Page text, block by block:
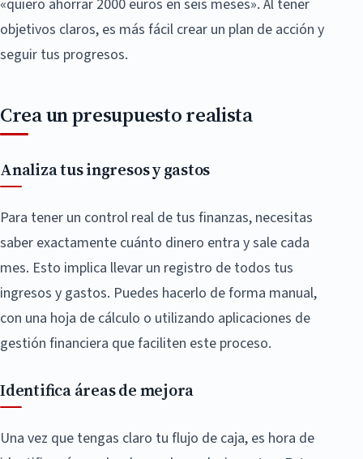
«quiero ahorrar 2000 euros en seis meses». Al tener
objetivos claros, es más fácil crear un plan de acción y
seguir tus progresos.
Crea un presupuesto realista
Analiza tus ingresos y gastos
Para tener un control real de tus finanzas, necesitas
saber exactamente cuánto dinero entra y sale cada
mes. Esto implica llevar un registro de todos tus
ingresos y gastos. Puedes hacerlo de forma manual,
con una hoja de cálculo o utilizando aplicaciones de
gestión financiera que faciliten este proceso.
Identifica áreas de mejora
Una vez que tengas claro tu flujo de caja, es hora de